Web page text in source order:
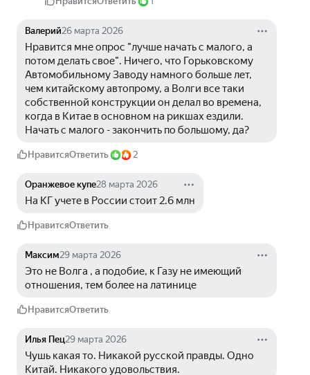
Валерий26 марта 2026
Нравится мне опрос "лучше начать с малого, а
потом делать свое". Ничего, что Горьковскому
Автомобильному Заводу намного больше лет,
чем китайскому автопрому, а Волги все таки
собственной конструкции он делал во времена,
когда в Китае в основном на рикшах ездили.
Начать с малого - закончить по большому, да?
НравитсяОтветить 2
Оранжевое купе28 марта 2026
На КГ учете в России стоит 2.6 млн
НравитсяОтветить
Максим29 марта 2026
Это не Волга , а подобие, к Газу не имеющий
отношения, тем более на латинице
НравитсяОтветить
Илья Пец29 марта 2026
Чушь какая то. Никакой русской правды. Одно
Китай. Никакого удовольствия.